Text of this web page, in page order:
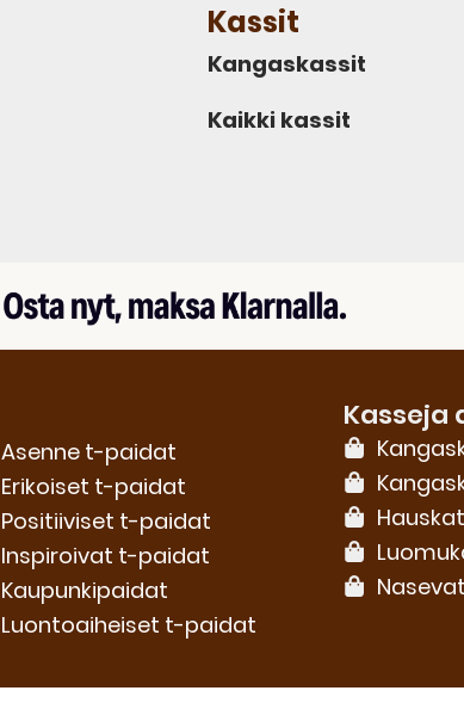
Kassit
Kangaskassit
Kaikki kassit
Asenne t-paidat
Erikoiset t-paidat
Positiiviset t-paidat
Inspiroivat t-paidat
Kaupunkipaidat
Luontoaiheiset t-paidat
Kasseja